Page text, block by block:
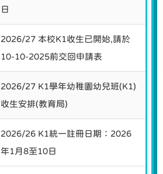
日
2026/27 本校K1收生已開始,請於
10-10-2025前交回申請表
2026/27 K1學年幼稚園幼兒班(K1)
收生安排(教育局)
2026/26 K1統一註冊日期：2026
年1月8至10日